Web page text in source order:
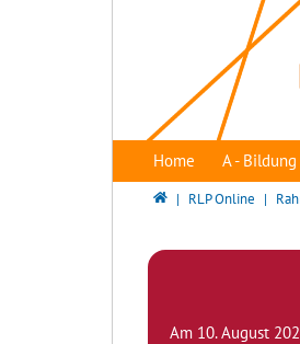
Home A -
Bildungsserver Berlin
RLP Online
Am 10. August